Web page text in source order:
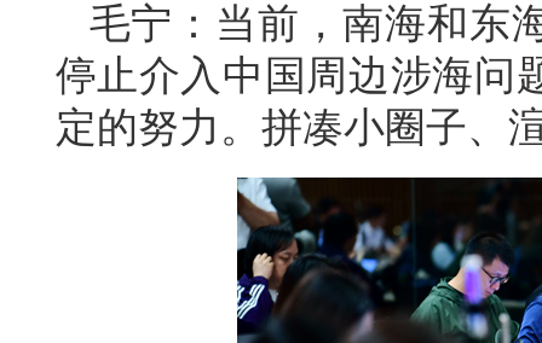
毛宁：当前，南海和东
停止介入中国周边涉海问
定的努力。拼凑小圈子、